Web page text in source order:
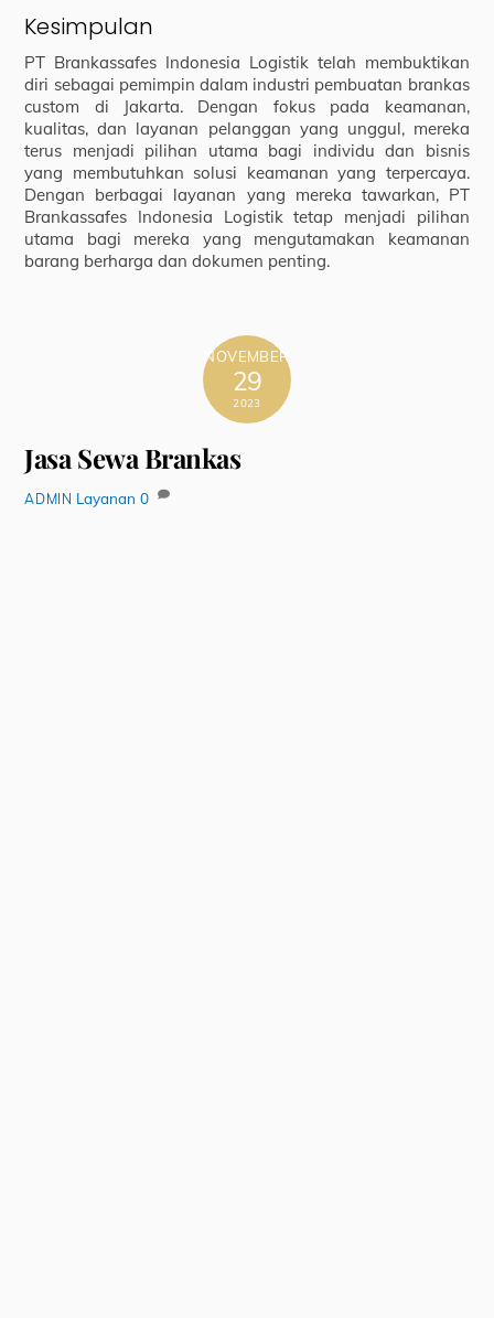
Kesimpulan
PT Brankassafes Indonesia Logistik telah membuktikan
diri sebagai pemimpin dalam industri pembuatan brankas
custom di Jakarta. Dengan fokus pada keamanan,
kualitas, dan layanan pelanggan yang unggul, mereka
terus menjadi pilihan utama bagi individu dan bisnis
yang membutuhkan solusi keamanan yang terpercaya.
Dengan berbagai layanan yang mereka tawarkan, PT
Brankassafes Indonesia Logistik tetap menjadi pilihan
utama bagi mereka yang mengutamakan keamanan
barang berharga dan dokumen penting.
NOVEMBER
29
2023
Jasa Sewa Brankas
ADMIN Layanan 0